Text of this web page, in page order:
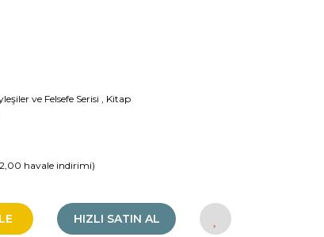
ve Felsefe Serisi , Kitap
havale indirimi)
HIZLI SATIN AL